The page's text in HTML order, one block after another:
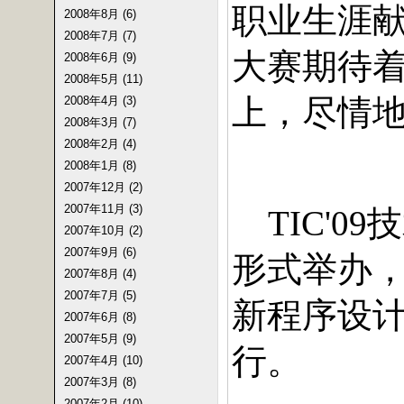
2008年8月 (6)
2008年7月 (7)
2008年6月 (9)
2008年5月 (11)
2008年4月 (3)
2008年3月 (7)
2008年2月 (4)
2008年1月 (8)
2007年12月 (2)
2007年11月 (3)
2007年10月 (2)
2007年9月 (6)
2007年8月 (4)
2007年7月 (5)
2007年6月 (8)
2007年5月 (9)
2007年4月 (10)
2007年3月 (8)
职业生涯
大赛期待
上，尽情
TIC'09
形式举办
新程序设
行。